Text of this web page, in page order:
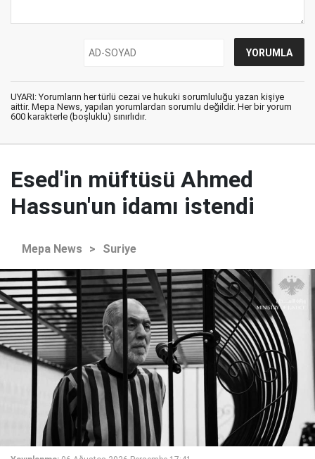
UYARI: Yorumların her türlü cezai ve hukuki sorumluluğu yazan kişiye
aittir. Mepa News, yapılan yorumlardan sorumlu değildir. Her bir yorum
600 karakterle (boşluklu) sınırlıdır.
Esed'in müftüsü Ahmed
Hassun'un idamı istendi
Mepa News > Suriye